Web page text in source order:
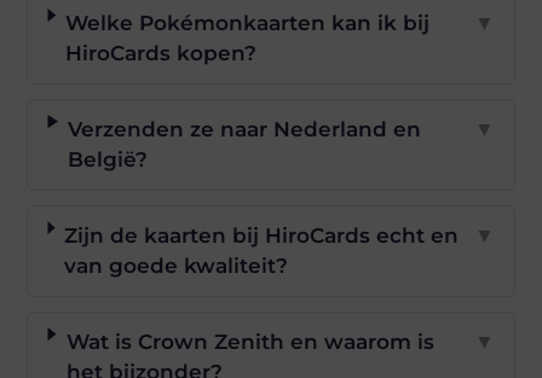
Welke Pokémonkaarten kan ik bij
HiroCards kopen?
▼
Verzenden ze naar Nederland en
België?
▼
Zijn de kaarten bij HiroCards echt en
van goede kwaliteit?
▼
Wat is Crown Zenith en waarom is
het bijzonder?
▼